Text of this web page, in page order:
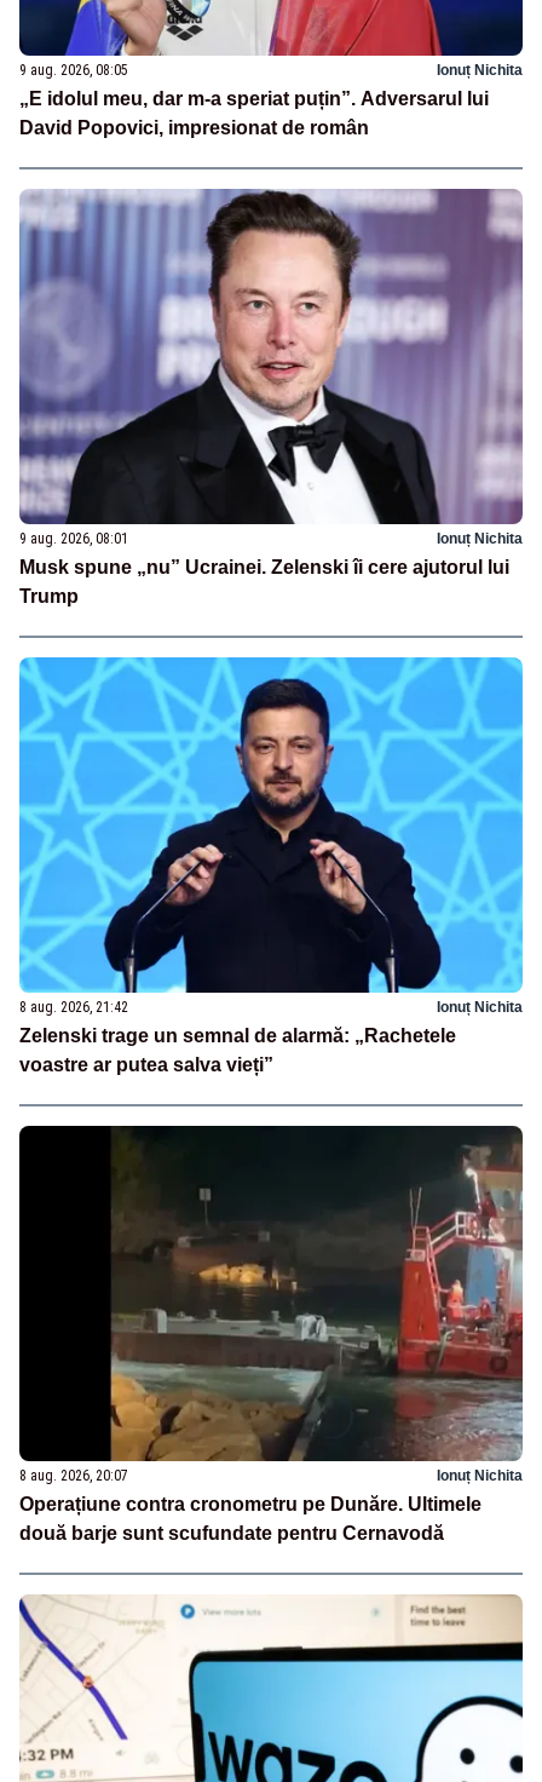
9 aug. 2026, 08:05 Ionuț Nichita
„E idolul meu, dar m-a speriat puțin”. Adversarul lui
David Popovici, impresionat de român
9 aug. 2026, 08:01 Ionuț Nichita
Musk spune „nu” Ucrainei. Zelenski îi cere ajutorul lui
Trump
8 aug. 2026, 21:42 Ionuț Nichita
Zelenski trage un semnal de alarmă: „Rachetele
voastre ar putea salva vieți”
8 aug. 2026, 20:07 Ionuț Nichita
Operațiune contra cronometru pe Dunăre. Ultimele
două barje sunt scufundate pentru Cernavodă